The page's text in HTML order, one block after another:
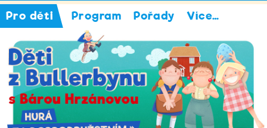
Pro děti Program Pořady Více…